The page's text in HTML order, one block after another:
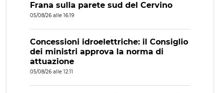
Frana sulla parete sud del Cervino
05/08/26 alle 16:19
Concessioni idroelettriche: il Consiglio
dei ministri approva la norma di
attuazione
05/08/26 alle 12:11